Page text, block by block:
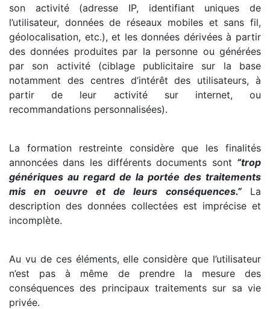
son activité (adresse IP, identifiant uniques de
l’utilisateur, données de réseaux mobiles et sans fil,
géolocalisation, etc.), et les données dérivées à partir
des données produites par la personne ou générées
par son activité (ciblage publicitaire sur la base
notamment des centres d’intérêt des utilisateurs, à
partir de leur activité sur internet, ou
recommandations personnalisées).
La formation restreinte considère que les finalités
annoncées dans les différents documents sont “trop
génériques au regard de la portée des traitements
mis en oeuvre et de leurs conséquences.”La
description des données collectées est imprécise et
incomplète.
Au vu de ces éléments, elle considère que l’utilisateur
n’est pas à même de prendre la mesure des
conséquences des principaux traitements sur sa vie
privée.